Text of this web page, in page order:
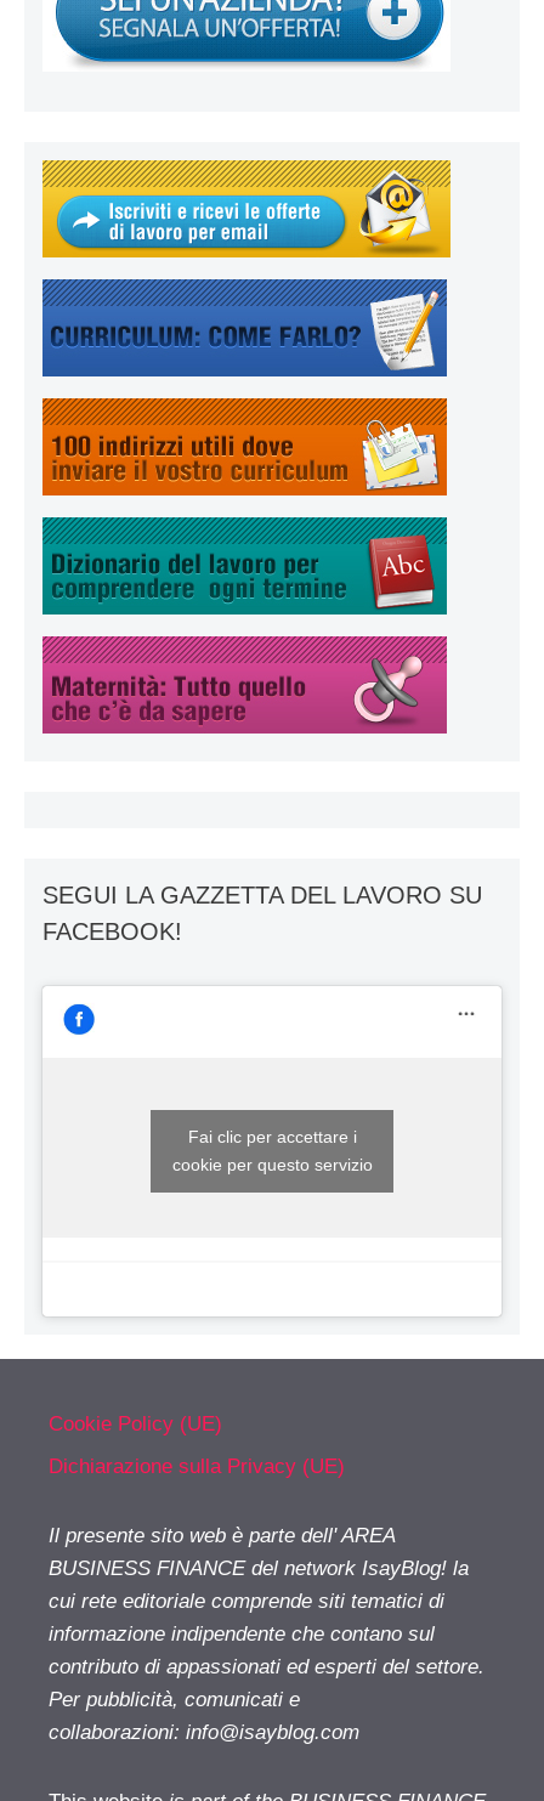
SEGUI LA GAZZETTA DEL LAVORO SU
FACEBOOK!
Fai clic per accettare i
cookie per questo servizio
Cookie Policy (UE)
Dichiarazione sulla Privacy (UE)
Il presente sito web è parte dell' AREA
BUSINESS FINANCE del network IsayBlog! la
cui rete editoriale comprende siti tematici di
informazione indipendente che contano sul
contributo di appassionati ed esperti del settore.
Per pubblicità, comunicati e
collaborazioni: info@isayblog.com